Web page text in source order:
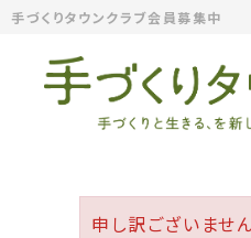
手づくりタウンクラブ会員募集中
申し訳ございません